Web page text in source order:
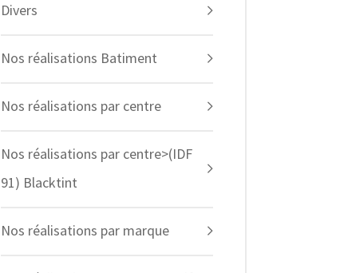
Divers
Nos réalisations Batiment
Nos réalisations par centre
Nos réalisations par centre>(IDF
91) Blacktint
Nos réalisations par marque